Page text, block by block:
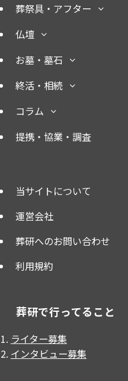
葬祭具・アフター
仏壇
お墓・墓石
終活・相続
コラム
提携・協業・調査
当サイトについて
運営会社
葬研へのお問い合わせ
利用規約
葬研で行ってること
ライター募集
インタビュー募集